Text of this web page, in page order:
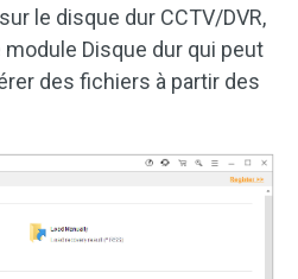
le disque dur CCTV/DVR,
Disque dur qui peut
des fichiers à partir des